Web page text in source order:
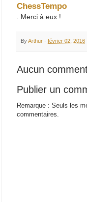
ChessTempo
. Merci à eux !
ByArthur - février 02, 2016
Aucun
Publier un
Remarque : Seuls les
commentaires.